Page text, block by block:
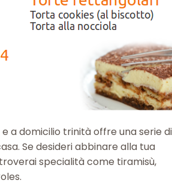
a domicilio trinità offre una serie di
Se desideri abbinare alla tua
specialità come tiramisù,